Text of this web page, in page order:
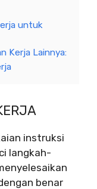
untuk
Kerja Lainnya:
instruksi
langkah-
benar